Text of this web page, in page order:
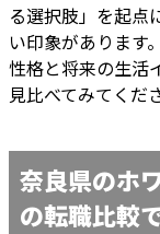
る選択肢」を起点
い印象があります
性格と将来の生活
見比べてみてくだ
奈良県のホ
の転職比較